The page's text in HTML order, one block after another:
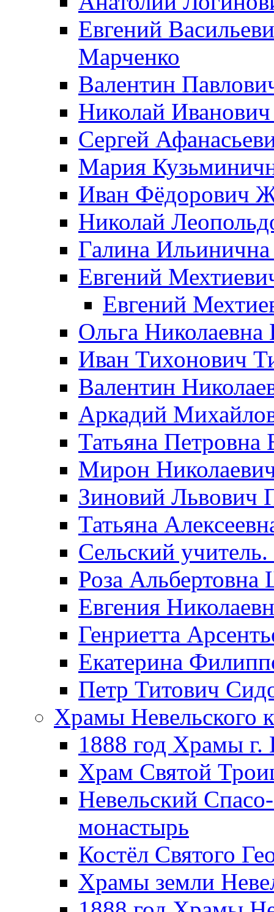
Евгений
Марченко
Валентин
Николай Иванович
Сергей
Мария
Иван Фёдорович
Николай
Галина
Евгений
Евгений
Ольга Николаевна
Иван Тихонович
Валентин
Аркадий
Татьяна Петровна
Мирон
Зиновий Львович
Татьяна
Сельский
Роза
Евгения
Генриетта
Екатерина
Петр Титович
Храмы Невельского
1888 год Храмы г.
Храм Святой
Невельский
монастырь
Костёл Святого
Храмы земли